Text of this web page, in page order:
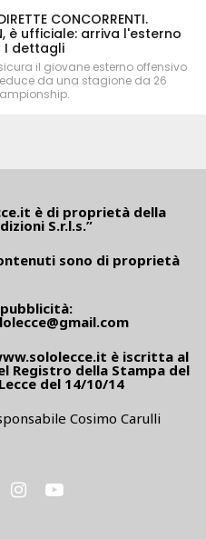
CONCORRENTI.
è ufficiale: arriva l'esterno
I dettagli
il giovane esterno offensivo
da una stagione da 26
è di proprietà della
S.r.l.s.”
sono di proprietà
pubblicità:
è iscritta al
Registro della Stampa del
del 14/10/14
Cosimo Carulli